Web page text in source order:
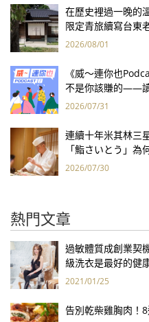
在歷史裡過一晚的
限定青旅續寫台東
2026/08/01
《威～連你也
不是你該賺的——讀
2026/07/31
連續十年米其林三
「鮨さいとう」為
2026/07/30
熱門文章
過敏體質成創業契
級洗衣是最好的健
2021/01/25
告別乾柴雞胸肉！